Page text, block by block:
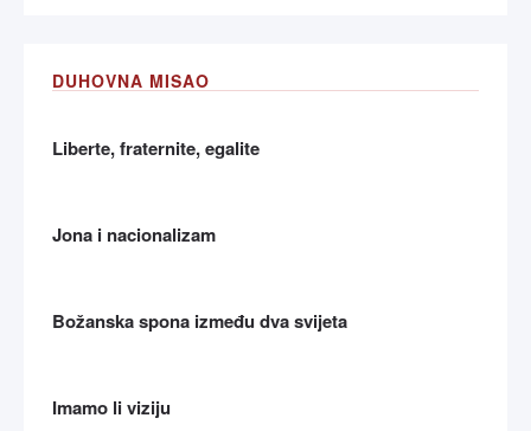
DUHOVNA MISAO
Liberte, fraternite, egalite
Jona i nacionalizam
Božanska spona između dva svijeta
Imamo li viziju